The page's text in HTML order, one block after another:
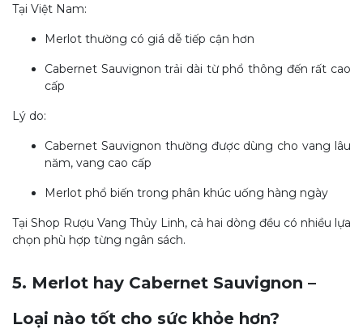
Tại Việt Nam:
Merlot thường có giá dễ tiếp cận hơn
Cabernet Sauvignon trải dài từ phổ thông đến rất cao
cấp
Lý do:
Cabernet Sauvignon thường được dùng cho vang lâu
năm, vang cao cấp
Merlot phổ biến trong phân khúc uống hàng ngày
Tại Shop Rượu Vang Thủy Linh, cả hai dòng đều có nhiều lựa
chọn phù hợp từng ngân sách.
5. Merlot hay Cabernet Sauvignon –
Loại nào tốt cho sức khỏe hơn?